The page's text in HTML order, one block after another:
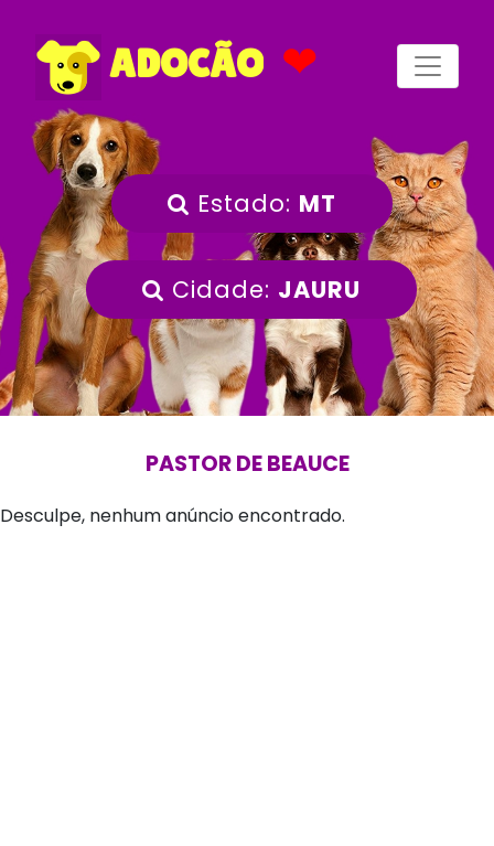
ADOCÃO ❤
Estado: MT
Cidade: JAURU
PASTOR DE BEAUCE
Desculpe, nenhum anúncio encontrado.